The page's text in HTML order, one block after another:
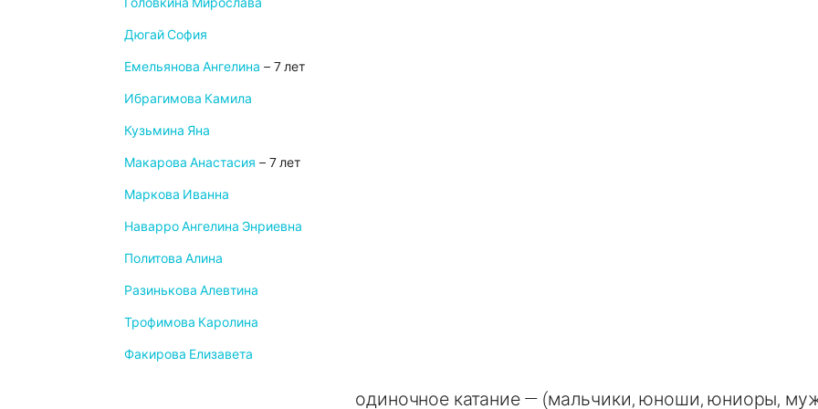
Дюгай София
Емельянова Ангелина – 7 лет
Ибрагимова Камила
Кузьмина Яна
Макарова Анастасия – 7 лет
Маркова Иванна
Наварро Ангелина Энриевна
Политова Алина
Разинькова Алевтина
Трофимова Каролина
Факирова Елизавета
одиночное катание — (мальчики, юноши, юниоры,